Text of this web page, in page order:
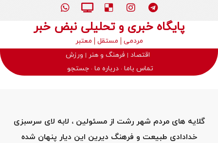
پایگاه خبری و تحلیلی نبض خبر
مردمی مستقل
معتبر
اقتصاد
فرهنگ و هنر
ورزش
تماس باما درباره ما جستجو
گلایه های مردم شهر رشت از مسئولین ، لابه لای سرسبزی
خدادادی طبیعت و فرهنگ دیرین این دیار پنهان شده